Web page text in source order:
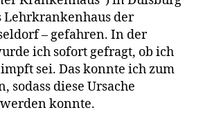
Lehrkrankenhaus der
– gefahren. In der
ich sofort gefragt, ob ich
sei. Das konnte ich zum
sodass diese Ursache
konnte.